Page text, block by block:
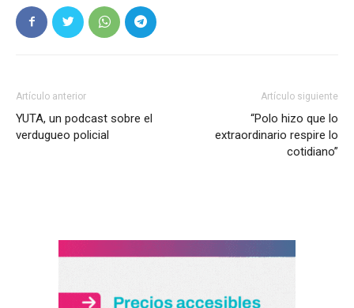
Artículo anterior
YUTA, un podcast sobre el
verdugueo policial
Artículo siguiente
“Polo hizo que lo
extraordinario respire lo
cotidiano”